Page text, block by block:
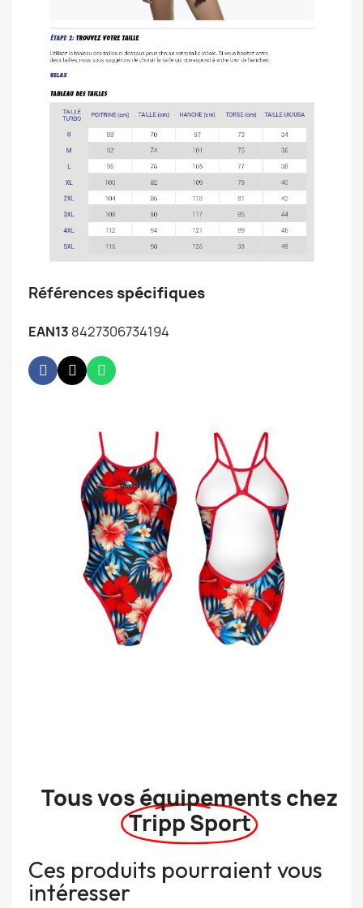
Références spécifiques
EAN13 8427306734194
Tous vos équipements chez
Tripp Sport
Ces produits pourraient vous
intéresser